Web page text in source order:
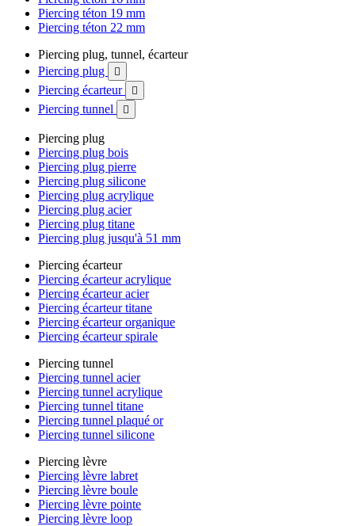
Piercing téton 19 mm
Piercing téton 22 mm
Piercing plug, tunnel, écarteur
Piercing plug

Piercing écarteur 
Piercing tunnel 
Piercing plug
Piercing plug bois
Piercing plug pierre
Piercing plug silicone
Piercing plug acrylique
Piercing plug acier
Piercing plug titane
Piercing plug jusqu'à 51 mm
Piercing écarteur
Piercing écarteur acrylique
Piercing écarteur acier
Piercing écarteur titane
Piercing écarteur organique
Piercing écarteur spirale
Piercing tunnel
Piercing tunnel acier
Piercing tunnel acrylique
Piercing tunnel titane
Piercing tunnel plaqué or
Piercing tunnel silicone
Piercing lèvre
Piercing lèvre labret
Piercing lèvre boule
Piercing lèvre pointe
Piercing lèvre loop